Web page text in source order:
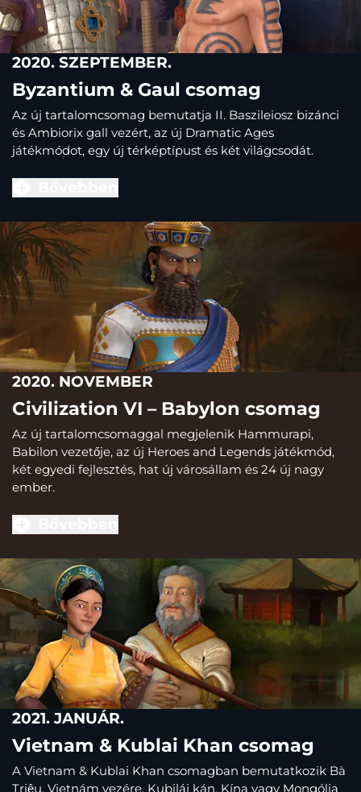
2020. SZEPTEMBER.
Byzantium & Gaul csomag
Az új tartalomcsomag bemutatja II. Baszileiosz bizánci
és Ambiorix gall vezért, az új Dramatic Ages
játékmódot, egy új térképtípust és két világcsodát.
2020. NOVEMBER
Civilization VI – Babylon csomag
Az új tartalomcsomaggal megjelenik Hammurapi,
Babilon vezetője, az új Heroes and Legends játékmód,
két egyedi fejlesztés, hat új városállam és 24 új nagy
ember.
2021. JANUÁR.
Vietnam & Kublai Khan csomag
A Vietnam & Kublai Khan csomagban bemutatkozik Bà
Triệu, Vietnám vezére, Kubiláj kán, Kína vagy Mongólia